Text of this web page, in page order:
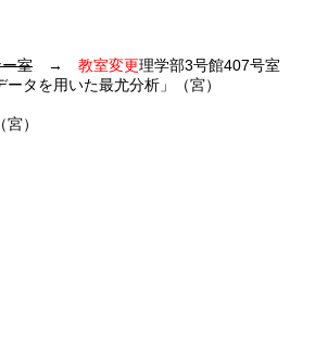
室→ 教室変更理学部3号館407号室
いた最尤分析」（宮）
）